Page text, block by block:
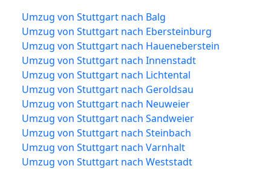
Umzug von Stuttgart nach Balg
Umzug von Stuttgart nach Ebersteinburg
Umzug von Stuttgart nach Haueneberstein
Umzug von Stuttgart nach Innenstadt
Umzug von Stuttgart nach Lichtental
Umzug von Stuttgart nach Geroldsau
Umzug von Stuttgart nach Neuweier
Umzug von Stuttgart nach Sandweier
Umzug von Stuttgart nach Steinbach
Umzug von Stuttgart nach Varnhalt
Umzug von Stuttgart nach Weststadt